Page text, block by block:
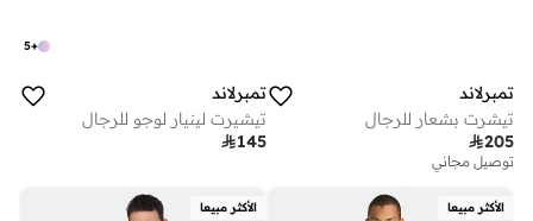
تمبرلاند
تيشرت بشعار للرجال
205
توصيل مجاني
+
5
تمبرلاند
تيشيرت لينيار لوجو للرجال
145
الأكثر مبيعا الأكثر مبيعا